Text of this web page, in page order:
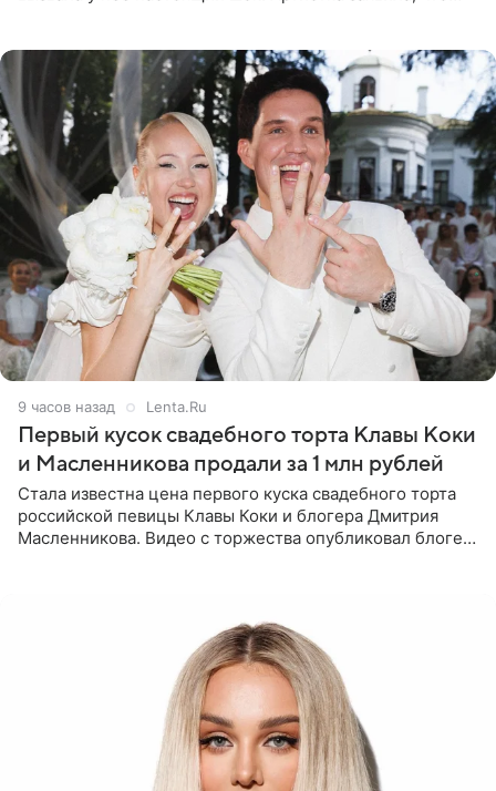
9 часов назад Lenta.Ru
Первый кусок свадебного торта Клавы Коки
и Масленникова продали за 1 млн рублей
Стала известна цена первого куска свадебного торта
российской певицы Клавы Коки и блогера Дмитрия
Масленникова. Видео с торжества опубликовал блогер